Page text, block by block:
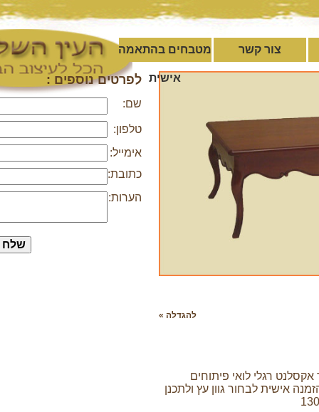
צור קשר מטבחים בהתאמה
לפרטים נוספים :
אימייל:
כתובת:
הערות:
להגדלה »
רגלי לואי פיתוחים
לבחור גוון עץ ולתכנן